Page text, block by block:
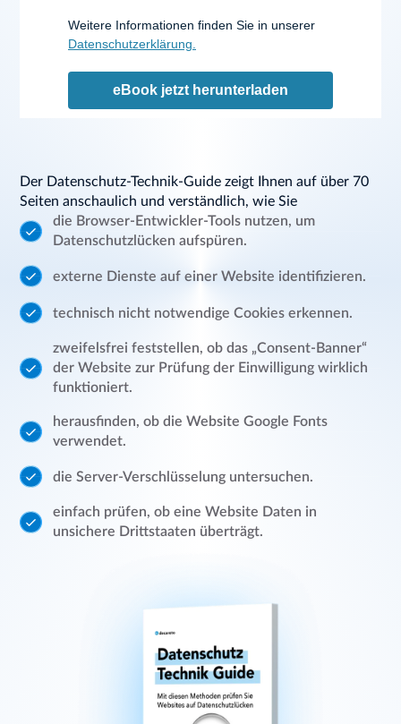
Weitere Informationen finden Sie in unserer
Datenschutzerklärung.
eBook jetzt herunterladen
Der Datenschutz-Technik-Guide zeigt Ihnen auf über 70
Seiten anschaulich und verständlich, wie Sie
die Browser-Entwickler-Tools nutzen, um
Datenschutzlücken aufspüren.
externe Dienste auf einer Website identifizieren.
technisch nicht notwendige Cookies erkennen.
zweifelsfrei feststellen, ob das „Consent-Banner“
der Website zur Prüfung der Einwilligung wirklich
funktioniert.
herausfinden, ob die Website Google Fonts
verwendet.
die Server-Verschlüsselung untersuchen.
einfach prüfen, ob eine Website Daten in
unsichere Drittstaaten überträgt.